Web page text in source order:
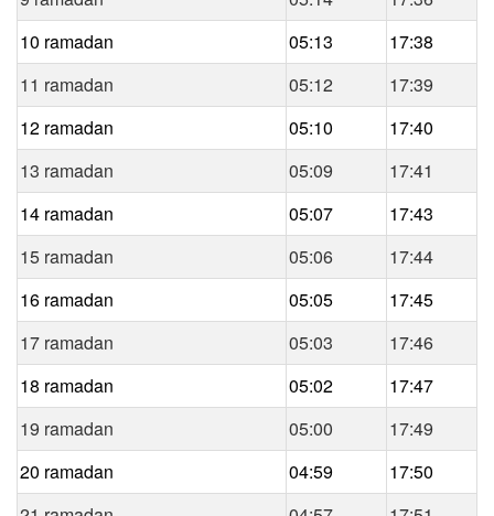
10 ramadan
05:13
17:38
11 ramadan
05:12
17:39
12 ramadan
05:10
17:40
13 ramadan
05:09
17:41
14 ramadan
05:07
17:43
15 ramadan
05:06
17:44
16 ramadan
05:05
17:45
17 ramadan
05:03
17:46
18 ramadan
05:02
17:47
19 ramadan
05:00
17:49
20 ramadan
04:59
17:50